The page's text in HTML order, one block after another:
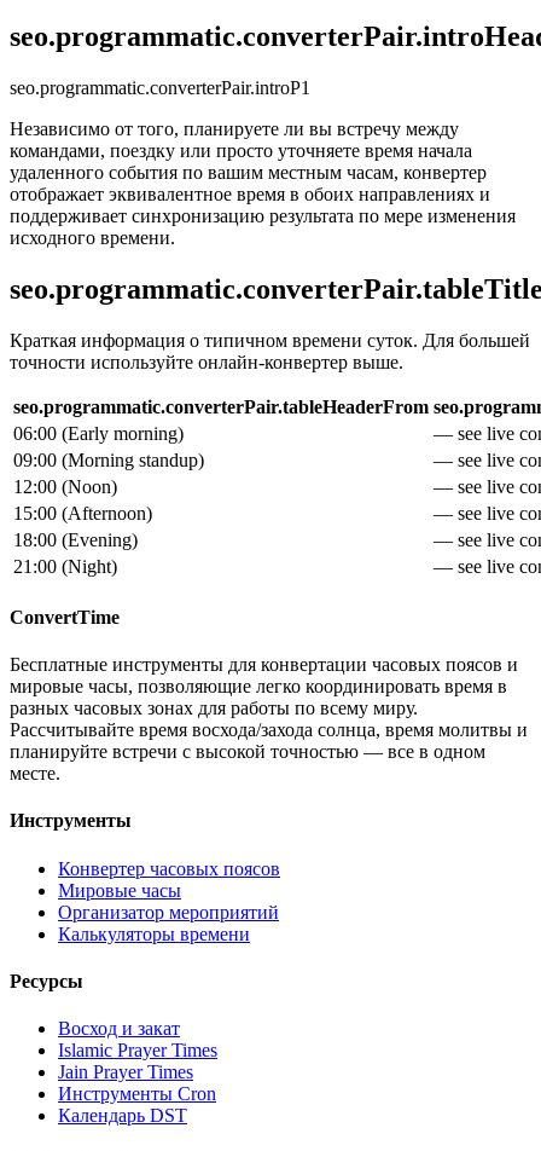
seo.programmatic.converterPair.introP1
Независимо от того, планируете ли вы встречу между
командами, поездку или просто уточняете время начала
удаленного события по вашим местным часам, конвертер
отображает эквивалентное время в обоих направлениях и
поддерживает синхронизацию результата по мере изменения
исходного времени.
Краткая информация о типичном времени суток. Для большей
точности используйте онлайн-конвертер выше.
seo.programmatic.converterPair.tableHeaderFrom
06:00 (Early morning)
— see live
09:00 (Morning standup)
— see live
12:00 (Noon)
— see live
15:00 (Afternoon)
— see live
18:00 (Evening)
— see live
21:00 (Night) — see live
ConvertTime
Бесплатные инструменты для конвертации часовых поясов и
мировые часы, позволяющие легко координировать время в
разных часовых зонах для работы по всему миру.
Рассчитывайте время восхода/захода солнца, время молитвы и
планируйте встречи с высокой точностью — все в одном
месте.
Инструменты
Конвертер часовых поясов
Мировые часы
Организатор мероприятий
Калькуляторы времени
Ресурсы
Восход и закат
Islamic Prayer Times
Jain Prayer Times
Инструменты Cron
Календарь DST